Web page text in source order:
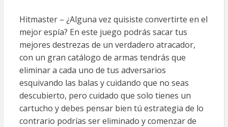
Hitmaster – ¿Alguna vez quisiste convertirte en el
mejor espía? En este juego podrás sacar tus
mejores destrezas de un verdadero atracador,
con un gran catálogo de armas tendrás que
eliminar a cada uno de tus adversarios
esquivando las balas y cuidando que no seas
descubierto, pero cuidado que solo tienes un
cartucho y debes pensar bien tú estrategia de lo
contrario podrías ser eliminado y comenzar de